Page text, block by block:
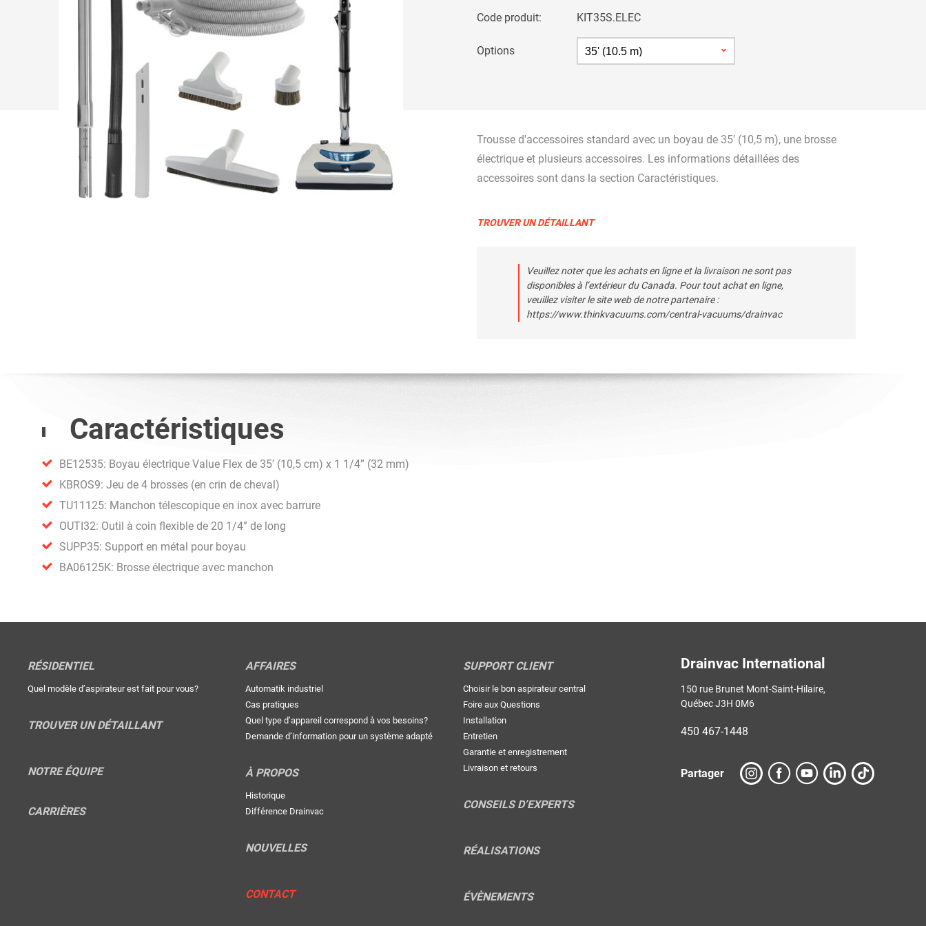
EXPLORER EXPLORER
Quel modèle d’aspirateur
est fait pour vous?
besoins?
Code produit: KIT35S.ELEC
Options
Trousse d'accessoires standard avec un boyau de 35′ (10,5 m), une brosse
électrique et plusieurs accessoires. Les informations détaillées des
accessoires sont dans la section Caractéristiques.
TROUVER UN DÉTAILLANT
Veuillez noter que les achats en ligne et la livraison ne sont pas
disponibles à l’extérieur du Canada. Pour tout achat en ligne,
veuillez visiter le site web de notre partenaire :
https://www.thinkvacuums.com/central-vacuums/drainvac
Caractéristiques
BE12535: Boyau électrique Value Flex de 35’ (10,5 cm) x 1 1/4” (32 mm)
KBROS9: Jeu de 4 brosses (en crin de cheval)
TU11125: Manchon télescopique en inox avec barrure
OUTI32: Outil à coin flexible de 20 1/4” de long
SUPP35: Support en métal pour boyau
BA06125K: Brosse électrique avec manchon
RÉSIDENTIEL
Quel modèle d’aspirateur est fait pour vous?
TROUVER UN DÉTAILLANT
NOTRE ÉQUIPE
CARRIÈRES
AFFAIRES
Automatik industriel
Cas pratiques
Quel type d’appareil correspond à vos besoins?
Demande d’information pour un système adapté
À PROPOS
Historique
Différence Drainvac
NOUVELLES
CONTACT
SUPPORT CLIENT
Choisir le bon aspirateur central
Foire aux Questions
Installation
Entretien
Garantie et enregistrement
Livraison et retours
CONSEILS D’EXPERTS
RÉALISATIONS
ÉVÈNEMENTS
Drainvac International
150 rue Brunet Mont-Saint-Hilaire,
Québec J3H 0M6
450 467-1448
Partager